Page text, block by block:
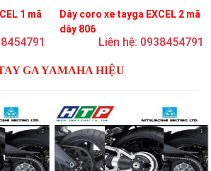
1 mã
Dây coro xe tayga EXCEL 2 mã
dây 806
Liên hệ: 0938454791
GA YAMAHA HIỆU